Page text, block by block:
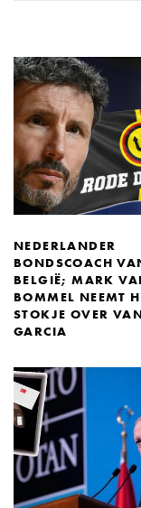
NEDERLANDER
BONDSCOACH
BELGIË; MARK
BOMMEL NEEMT
STOKJE OVER
GARCIA